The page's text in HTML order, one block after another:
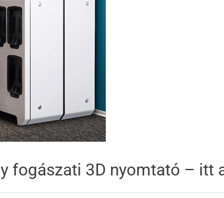
fogászati 3D nyomtató – itt